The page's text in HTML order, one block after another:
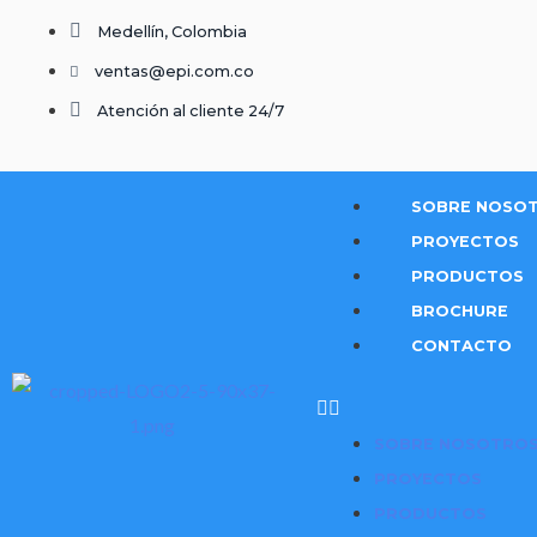
Medellín, Colombia
ventas@epi.com.co
Atención al cliente 24/7
SOBRE
PROYECTOS
PRODUCTOS
BROCHURE
CONTACTO
SOBRE NOSOTROS
PROYECTOS
PRODUCTOS